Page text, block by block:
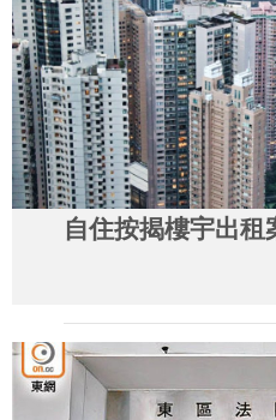
自住按揭樓宇出